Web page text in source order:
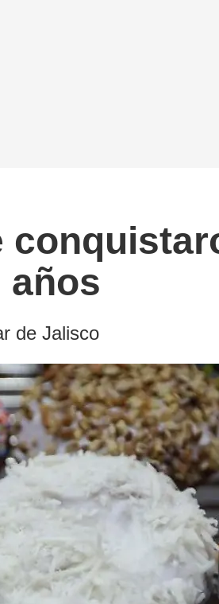
años
de Jalisco